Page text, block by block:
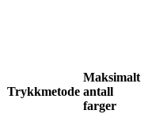
Trykkmetode
Maksimalt
antall
farger